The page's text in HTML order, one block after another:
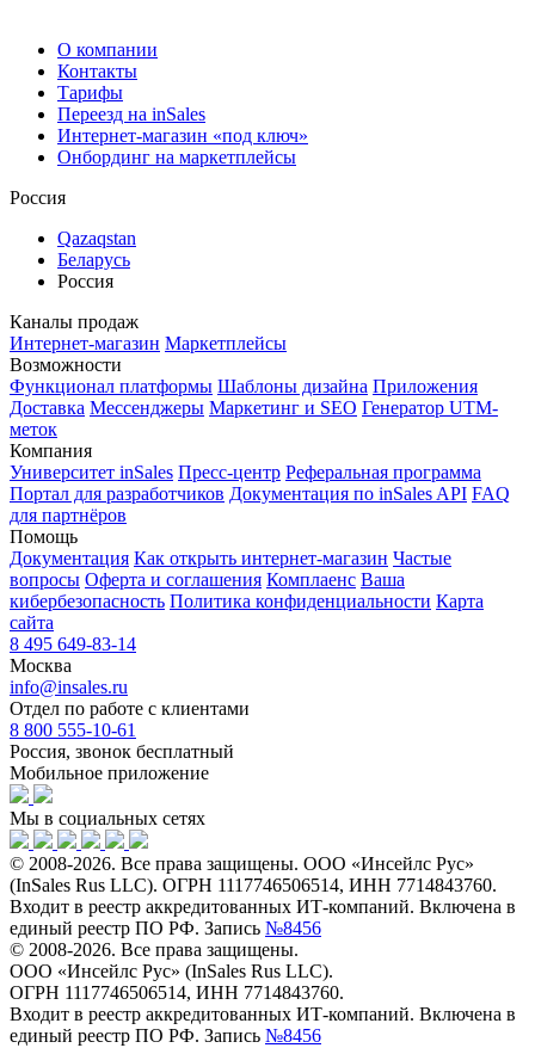
О компании
Контакты
Тарифы
Переезд на inSales
Интернет-магазин «под ключ»
Онбординг на маркетплейсы
Россия
Qazaqstan
Беларусь
Россия
Каналы продаж
Интернет-магазин Маркетплейсы
Возможности
Функционал платформы Шаблоны дизайна Приложения
Доставка Мессенджеры Маркетинг и SEO Генератор UTM-
меток
Компания
Университет inSales Пресс-центр Реферальная программа
Портал для разработчиков Документация по inSales API FAQ
для партнёров
Помощь
Документация Как открыть интернет-магазин Частые
вопросы Оферта и соглашения Комплаенс Ваша
кибербезопасность Политика конфиденциальности Карта
сайта
8 495 649-83-14
Москва
info@insales.ru
Отдел по работе с клиентами
8 800 555-10-61
Россия, звонок бесплатный
Мобильное приложение
Мы в социальных сетях
© 2008-2026. Все права защищены. ООО «Инсейлс Рус»
(InSales Rus LLC). ОГРН 1117746506514, ИНН 7714843760.
Входит в реестр аккредитованных ИТ-компаний. Включена в
единый реестр ПО РФ. Запись №8456
© 2008-2026. Все права защищены.
ООО «Инсейлс Рус» (InSales Rus LLC).
ОГРН 1117746506514, ИНН 7714843760.
Входит в реестр аккредитованных ИТ-компаний. Включена в
единый реестр ПО РФ. Запись №8456